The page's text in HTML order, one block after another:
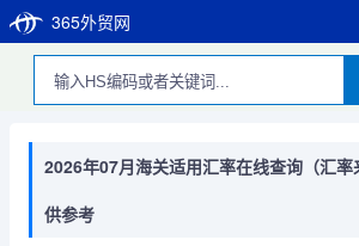
365外贸网
2026年07月海关适用汇率在线查询（汇
供参考